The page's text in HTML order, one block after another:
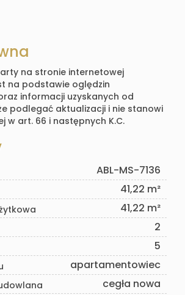
na stronie internetowej
na podstawie oględzin
informacji uzyskanych od
podlegać aktualizacji i nie stanowi
w art. 66 i następnych K.C.
ABL-MS-7136
41,22 m²
41,22 m²
2
5
apartamentowiec
cegła nowa